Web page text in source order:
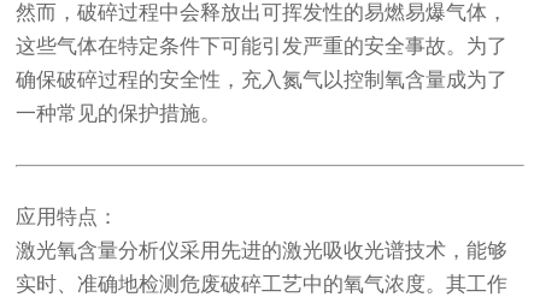
然而，破碎过程中会释放出可挥发性的易燃易爆气体，
这些气体在特定条件下可能引发严重的安全事故。为了
确保破碎过程的安全性，充入氮气以控制氧含量成为了
一种常见的保护措施。
应用特点：
激光氧含量分析仪采用先进的激光吸收光谱技术，能够
实时、准确地检测危废破碎工艺中的氧气浓度。其工作